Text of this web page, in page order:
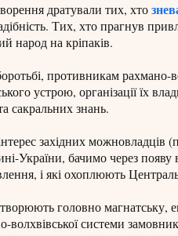
дратували тих, хто
Тих, хто прагнув
народ на кріпаків.
противникам
устрою, організації їх
сакральних знань.
західних можновладців
України, бачимо через появу
і які охоплюють
головно магнатську,
волхвівської системи